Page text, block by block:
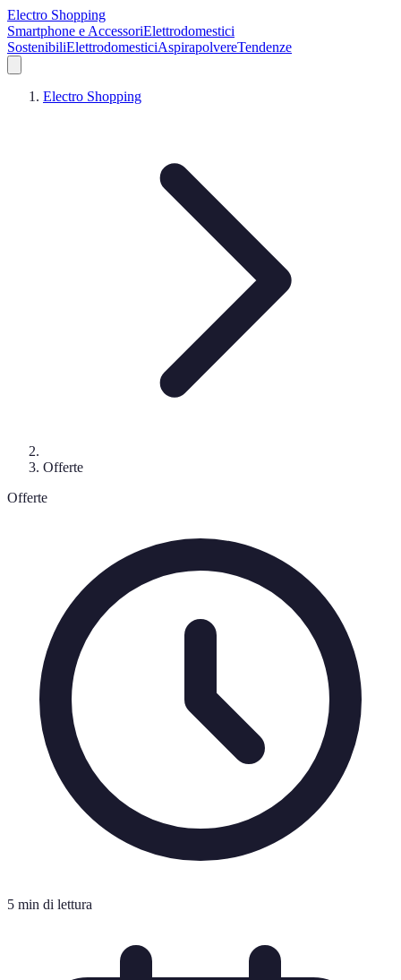
Electro Shopping
Smartphone e AccessoriElettrodomestici
SostenibiliElettrodomesticiAspirapolvereTendenze
Electro Shopping
Offerte
Offerte
5 min di lettura